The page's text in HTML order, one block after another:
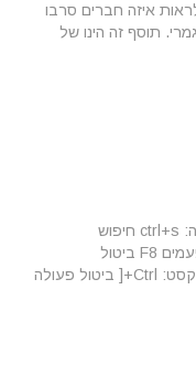
איזה חברים סרבו
תוסף זה הינו של
עמוד חדש באותו הקובץ: Ctrl+enter שמירה: ctrl+s חיפוש
מילים: ctrl+f בחירת קטע: F8 בחר הכל: 3 פעמים F8 ביטול
בחירה: Esc הגדלת טקסט: Ctrl+] הקטנת טקסט: Ctrl+[ ביטול פעולה